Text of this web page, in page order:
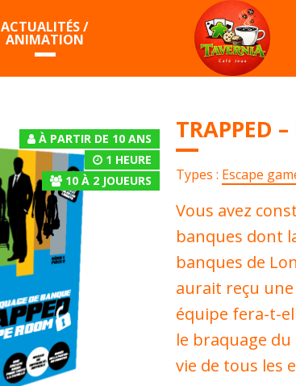
ACTUALITÉS /
ANIMATION
À PARTIR DE 10 ANS
1 HEURE
10À 2JOUEURS
TRAPPED
Types : Escape
Vous avez
banques dont
banques de
aurait reçu
équipe fera-t-
le braquage du
vie de tous les